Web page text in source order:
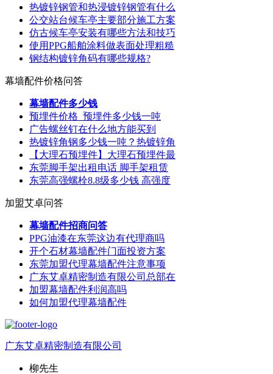
热镀锌钢管和热浸镀锌钢管有什么
公交站台候车亭主要部分施工方案
仿古候车亭安装有哪些方法和技巧
使用PPG船舶涂料做表面处理粗糙
钢结构镀锌角码有哪些规格?
幕墙配件价格问答
幕墙配件多少钱
预埋件价格_预埋件多少钱一吨
广告螺丝钉在什么地方能买到
热镀锌角钢多少钱一吨？热镀锌角
【大理石预埋件】大理石预埋件最
东莞脚手架出租电话 脚手架租赁
东莞高强螺栓8.8级多少钱 高强度
加盟艾卓问答
幕墙配件招商问答
PPG油漆在东莞这边有代理商吗
开个石材幕墙配件门面投资方案
东莞加盟代理幕墙配件注意事项
广东艾卓精密制造有限公司总部在
加盟幕墙配件利润高吗
如何加盟代理幕墙配件
广东艾卓精密制造有限公司
柳先生